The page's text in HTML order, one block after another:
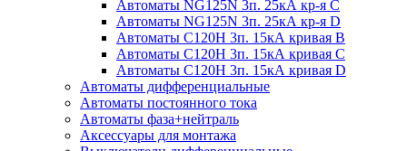
Автоматы NG125N 3п. 25кА кр-я C
Автоматы NG125N 3п. 25кА кр-я D
Автоматы С120Н 3п. 15кА кривая B
Автоматы С120Н 3п. 15кА кривая C
Автоматы С120Н 3п. 15кА кривая D
Автоматы дифференциальные
Автоматы постоянного тока
Автоматы фаза+нейтраль
Аксессуары для монтажа